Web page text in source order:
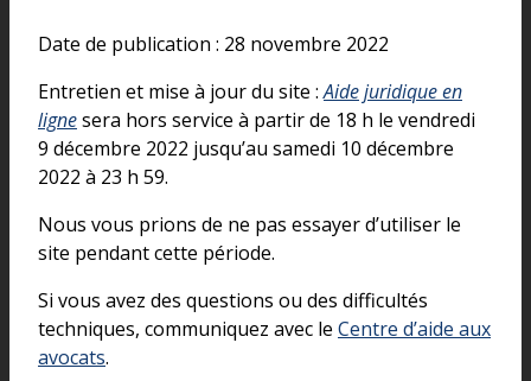
Date de publication : 28 novembre 2022
Entretien et mise à jour du site :Aide juridique en
lignesera hors service à partir de 18 h le vendredi
9 décembre 2022 jusqu’au samedi 10 décembre
2022 à 23 h 59.
Nous vous prions de ne pas essayer d’utiliser le
site pendant cette période.
Si vous avez des questions ou des difficultés
techniques, communiquez avec le Centre d’aide aux
avocats.